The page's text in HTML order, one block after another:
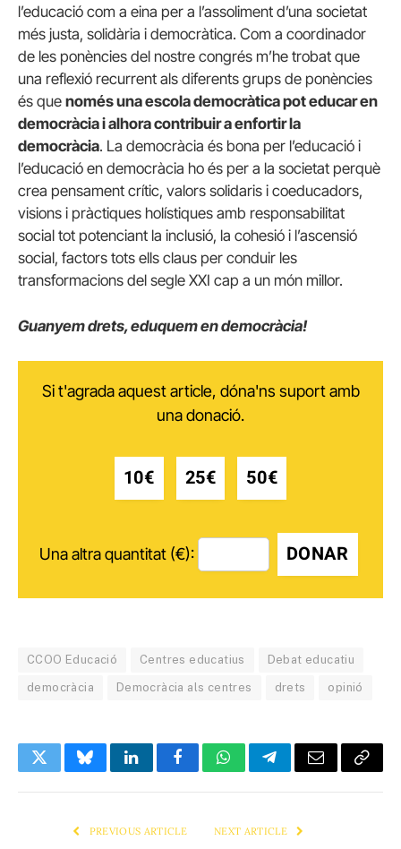
l’educació com a eina per a l’assoliment d’una societat
més justa, solidària i democràtica. Com a coordinador
de les ponències del nostre congrés m’he trobat que
una reflexió recurrent als diferents grups de ponències
és que només una escola democràtica pot educar en
democràcia i alhora contribuir a enfortir la
democràcia. La democràcia és bona per l’educació i
l’educació en democràcia ho és per a la societat perquè
crea pensament crític, valors solidaris i coeducadors,
visions i pràctiques holístiques amb responsabilitat
social tot potenciant la inclusió, la cohesió i l’ascensió
social, factors tots ells claus per conduir les
transformacions del segle XXI cap a un món millor.
Guanyem drets, eduquem en democràcia!
Si t'agrada aquest article, dóna'ns suport amb
una donació.
10€ 25€ 50€
Una altra quantitat (€): DONAR
CCOO Educació Centres educatius Debat educatiu
democràcia Democràcia als centres drets opinió
TwitterBlueskyLinkedInFacebookWhatsAppTelegramEmail Copy
PREVIOUS ARTICLE NEXT ARTICLE